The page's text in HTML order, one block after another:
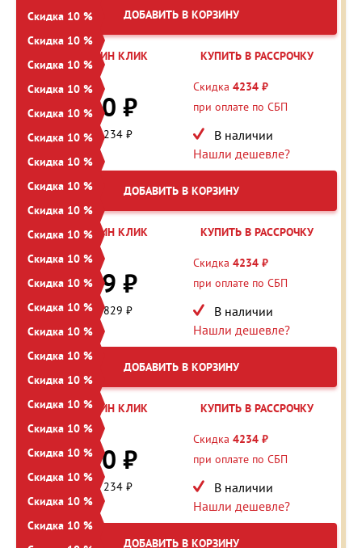
Скидка 10 %
Скидка 10 %
Скидка 10 %
Скидка 10 %
Скидка 10 %
Скидка 10 %
Скидка 10 %
Скидка 10 %
Скидка 10 %
Скидка 10 %
Скидка 10 %
Скидка 10 %
Скидка 10 %
Скидка 10 %
Скидка 10 %
Скидка 10 %
Скидка 10 %
Скидка 10 %
Скидка 10 %
Скидка 10 %
Скидка 10 %
Скидка 10 %
ДОБАВИТЬ В КОРЗИНУ
КУПИТЬ В ОДИН КЛИК
КУПИТЬ В РАССРОЧКУ
42 344 ₽
38 110 ₽
Экономия: 4 234 ₽
Скидка 4234 ₽
при оплате по СБП
В наличии
Нашли дешевле?
ДОБАВИТЬ В КОРЗИНУ
КУПИТЬ В ОДИН КЛИК
КУПИТЬ В РАССРОЧКУ
48 288 ₽
43 459 ₽
Экономия: 4 829 ₽
Скидка 4234 ₽
при оплате по СБП
В наличии
Нашли дешевле?
ДОБАВИТЬ В КОРЗИНУ
КУПИТЬ В ОДИН КЛИК
КУПИТЬ В РАССРОЧКУ
42 344 ₽
38 110 ₽
Экономия: 4 234 ₽
Скидка 4234 ₽
при оплате по СБП
В наличии
Нашли дешевле?
ДОБАВИТЬ В КОРЗИНУ